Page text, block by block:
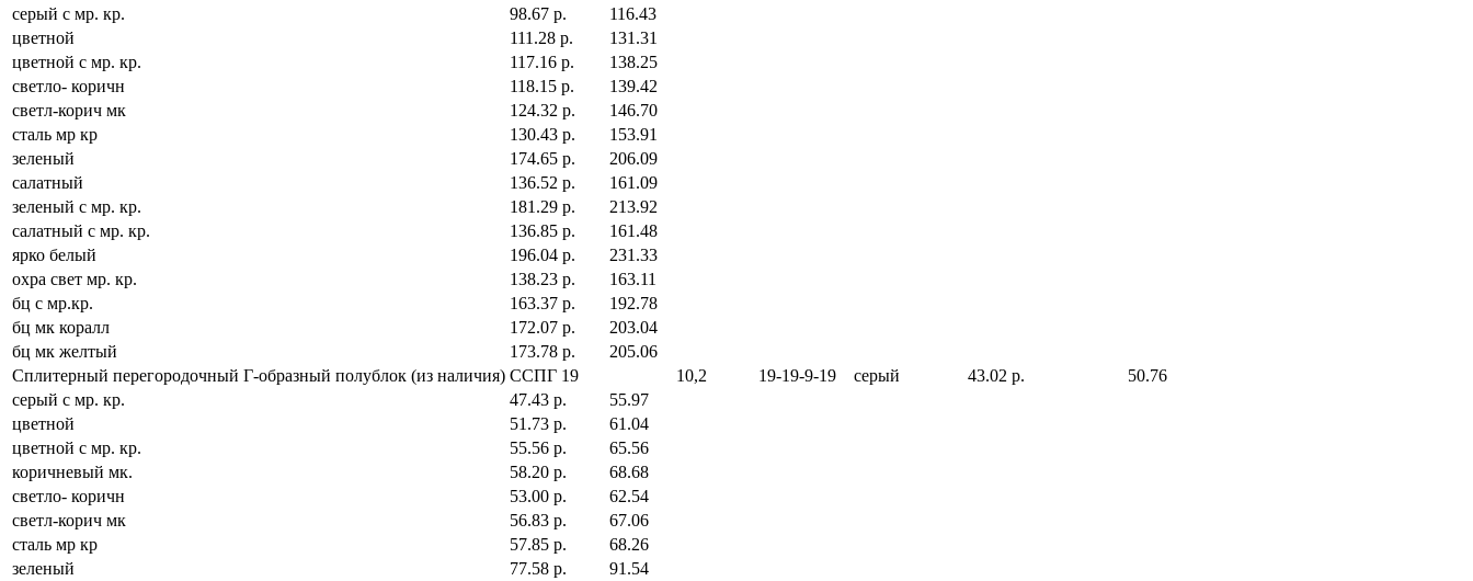
серый с мр. кр.
98.67 р.
116.43
цветной
111.28 р.
131.31
цветной с мр. кр.
117.16 р.
138.25
светло- коричн
118.15 р.
139.42
светл-корич мк
124.32 р.
146.70
сталь мр кр
130.43 р.
153.91
зеленый
174.65 р.
206.09
салатный
136.52 р.
161.09
зеленый с мр. кр.
181.29 р.
213.92
салатный с мр. кр.
136.85 р.
161.48
ярко белый
196.04 р.
231.33
охра свет мр. кр.
138.23 р.
163.11
бц с мр.кр.
163.37 р.
192.78
бц мк коралл
172.07 р.
203.04
бц мк желтый
173.78 р.
205.06
Сплитерный перегородочный Г-образный полублок (из наличия) ССПГ 19 10,2 19-19-9-19 серый 43.02 р.
50.76
серый с мр. кр.
47.43 р.
55.97
цветной
51.73 р.
61.04
цветной с мр. кр.
55.56 р.
65.56
коричневый мк.
58.20 р.
68.68
светло- коричн
53.00 р.
62.54
светл-корич мк
56.83 р.
67.06
сталь мр кр
57.85 р.
68.26
зеленый
77.58 р.
91.54